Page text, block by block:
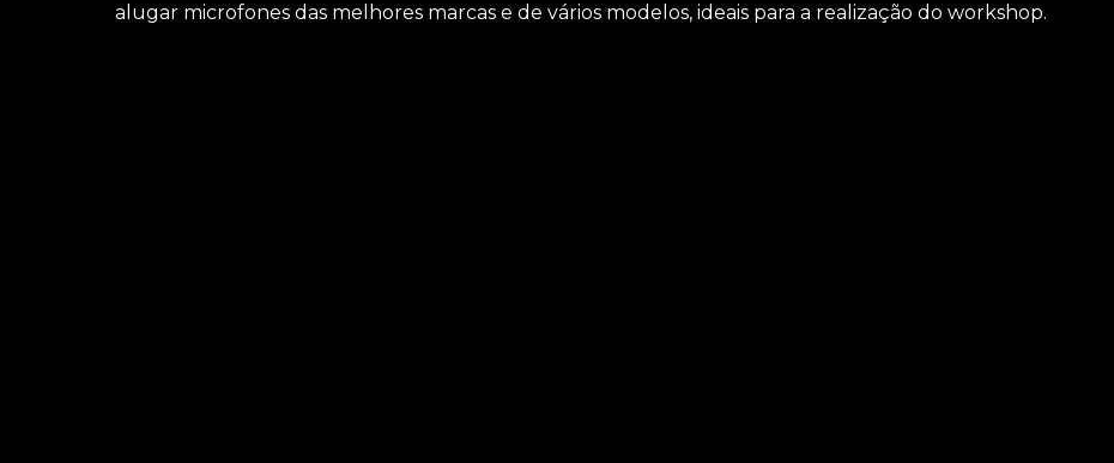
alugar microfones das melhores marcas e de vários modelos, ideais para a realização do workshop.